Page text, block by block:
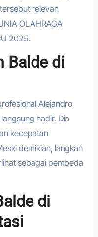
relevan
OLAHRAGA
2025.
Balde di
Alejandro
hadir. Dia
kecepatan
demikian, langkah
sebagai pembeda
di